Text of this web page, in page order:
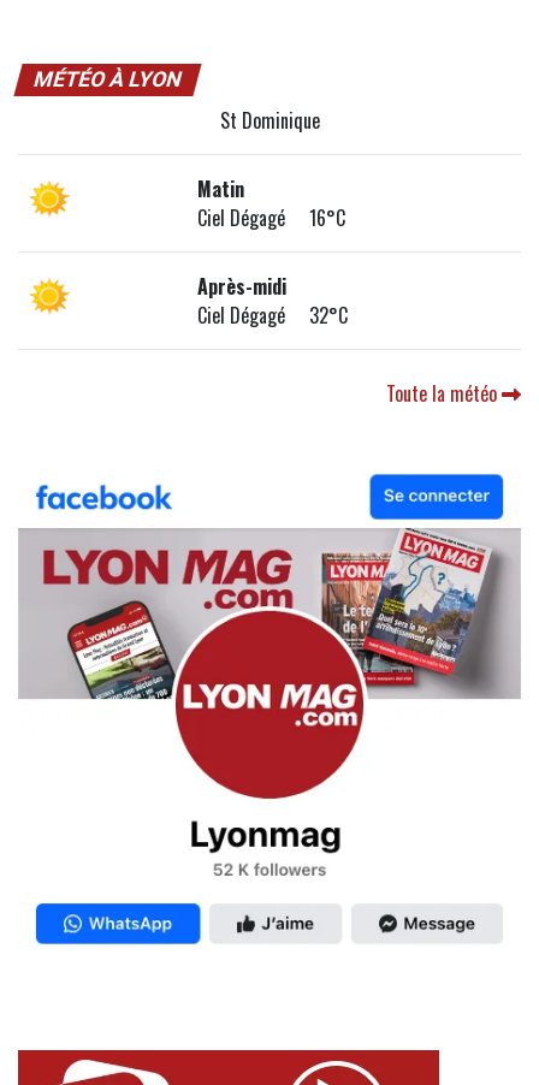
MÉTÉO À LYON
St Dominique
Matin
Ciel Dégagé 16°C
Après-midi
Ciel Dégagé 32°C
Toute la météo